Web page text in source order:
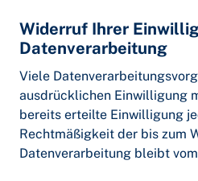
Widerruf Ihrer
Datenverarbeitung
Viele
ausdrücklichen Einwilligung
bereits erteilte Einwilligung
Rechtmäßigkeit der bis zum
Datenverarbeitung bleibt